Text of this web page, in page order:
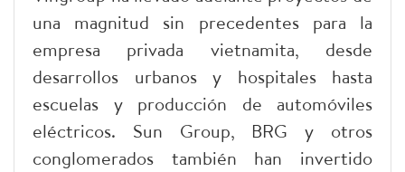
una magnitud sin precedentes para la
empresa privada vietnamita, desde
desarrollos urbanos y hospitales hasta
escuelas y producción de automóviles
eléctricos. Sun Group, BRG y otros
conglomerados también han invertido